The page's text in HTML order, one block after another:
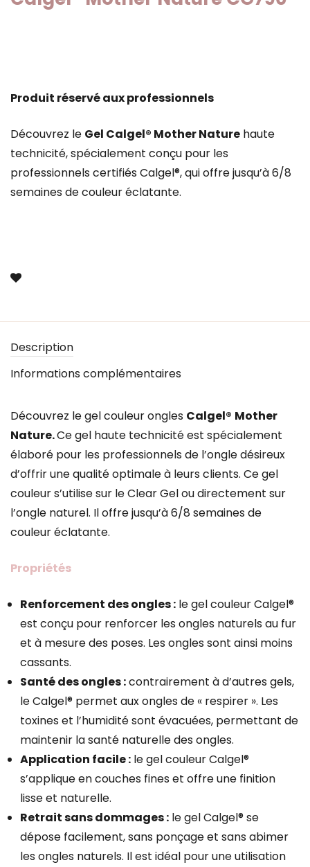
Produit réservé aux professionnels
Découvrez le Gel Calgel® Mother Nature haute
technicité, spécialement conçu pour les
professionnels certifiés Calgel®, qui offre jusqu’à 6/8
semaines de couleur éclatante.
Description
Informations complémentaires
Découvrez le gel couleur ongles Calgel® Mother
Nature.Ce gel haute technicité est spécialement
élaboré pour les professionnels de l’ongle désireux
d’offrir une qualité optimale à leurs clients. Ce gel
couleur s’utilise sur le Clear Gel ou directement sur
l’ongle naturel. Il offre jusqu’à 6/8 semaines de
couleur éclatante.
Propriétés
Renforcement des ongles : le gel couleur Calgel®
est conçu pour renforcer les ongles naturels au fur
et à mesure des poses. Les ongles sont ainsi moins
cassants.
Santé des ongles :contrairement à d’autres gels,
le Calgel® permet aux ongles de « respirer ». Les
toxines et l’humidité sont évacuées, permettant de
maintenir la santé naturelle des ongles.
Application facile : le gel couleur Calgel®
s’applique en couches fines et offre une finition
lisse et naturelle.
Retrait sans dommages : le gel Calgel® se
dépose facilement, sans ponçage et sans abimer
les ongles naturels. Il est idéal pour une utilisation